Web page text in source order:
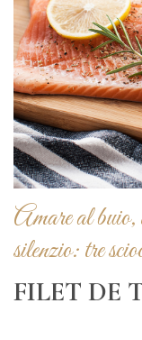
Amare al buio,
silenzio: tre
FILET DE